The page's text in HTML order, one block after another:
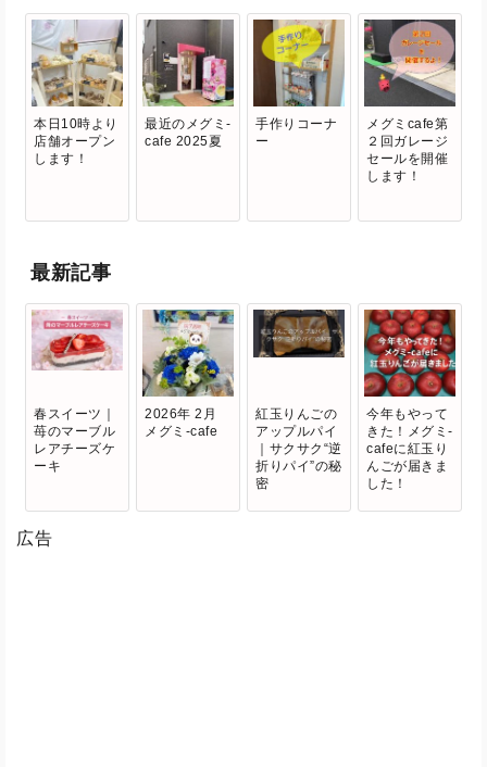
本日10時より
店舗オープン
します！
最近のメグミ-
cafe 2025夏
手作りコーナ
ー
メグミcafe第
２回ガレージ
セールを開催
します！
最新記事
春スイーツ｜
苺のマーブル
レアチーズケ
ーキ
2026年 2月
メグミ-cafe
紅玉りんごの
アップルパイ
｜サクサク“逆
折りパイ”の秘
密
今年もやって
きた！メグミ-
cafeに紅玉り
んごが届きま
した！
広告